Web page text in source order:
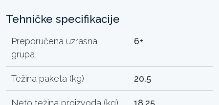
Tehničke specifikacije
Preporučena uzrasna
grupa
6+
Težina paketa (kg) 20.5
Neto težina proizvoda (kg) 18.25